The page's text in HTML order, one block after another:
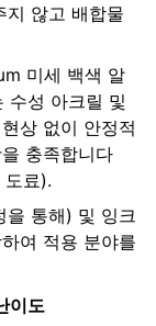
지 않고 배합물
미세 백색 알
수성 아크릴 및
상 없이 안정적
충족합니다
료).
을 통해) 및 잉크
여 적용 분야를
이도